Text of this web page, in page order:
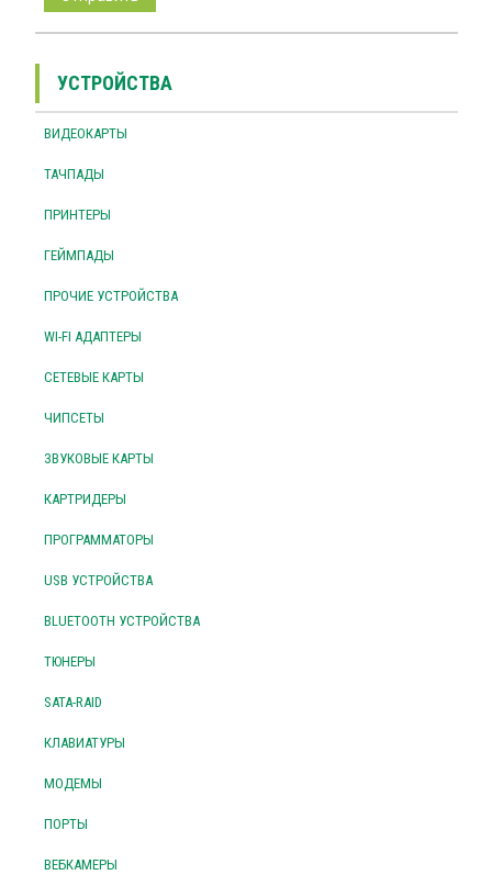
УСТРОЙСТВА
ВИДЕОКАРТЫ
ТАЧПАДЫ
ПРИНТЕРЫ
ГЕЙМПАДЫ
ПРОЧИЕ УСТРОЙСТВА
WI-FI АДАПТЕРЫ
СЕТЕВЫЕ КАРТЫ
ЧИПСЕТЫ
ЗВУКОВЫЕ КАРТЫ
КАРТРИДЕРЫ
ПРОГРАММАТОРЫ
USB УСТРОЙСТВА
BLUETOOTH УСТРОЙСТВА
ТЮНЕРЫ
SATA-RAID
КЛАВИАТУРЫ
МОДЕМЫ
ПОРТЫ
ВЕБКАМЕРЫ